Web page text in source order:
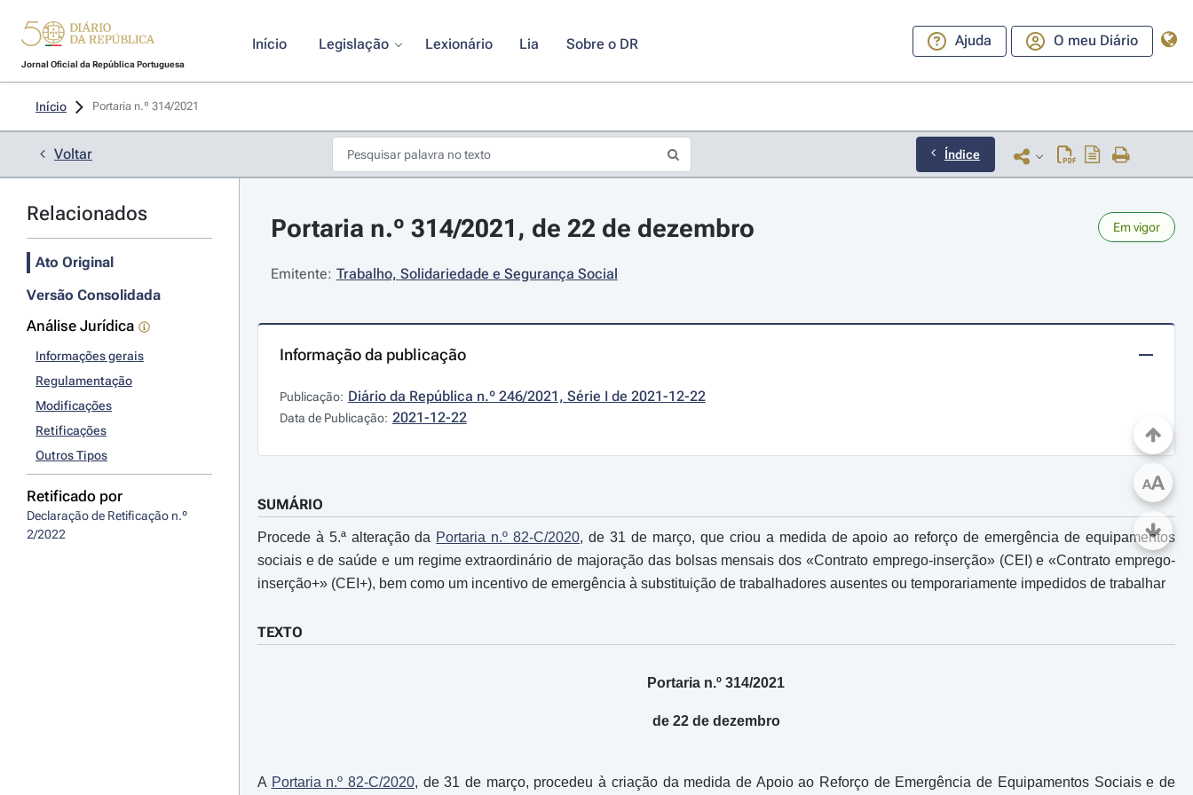
Jornal Oficial da República Portuguesa
Início Legislação Lexionário Lia Sobre o DR Ajuda O meu Diário
Início Portaria n.º 314/2021
Voltar Índice
Relacionados
Ato Original
Versão Consolidada
Análise Jurídica
Informações gerais
Regulamentação
Modificações
Retificações
Outros Tipos
Retificado por
Declaração de Retificação n.º
2/2022
Portaria n.º 314/2021, de 22 de dezembro Em vigor
Emitente: Trabalho, Solidariedade e Segurança Social
Informação da publicação
Publicação: Diário da República n.º 246/2021, Série I de 2021-12-22
Data de Publicação: 2021-12-22
SUMÁRIO
Procede à 5.ª alteração da Portaria n.º 82-C/2020, de 31 de março, que criou a medida de apoio ao reforço de emergência de equipamentos
sociais e de saúde e um regime extraordinário de majoração das bolsas mensais dos «Contrato emprego-inserção» (CEI) e «Contrato emprego-
inserção+» (CEI+), bem como um incentivo de emergência à substituição de trabalhadores ausentes ou temporariamente impedidos de trabalhar
TEXTO
Portaria n.º 314/2021
de 22 de dezembro
A Portaria n.º 82-C/2020, de 31 de março, procedeu à criação da medida de Apoio ao Reforço de Emergência de Equipamentos Sociais e de
AA